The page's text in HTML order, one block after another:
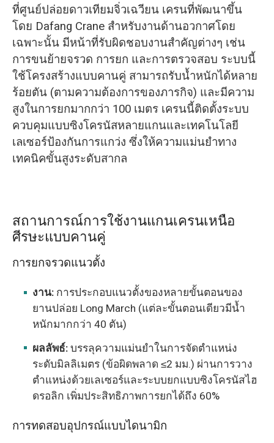
ที่ศูนย์ปล่อยดาวเทียมจิ่วเฉวียน เครนที่พัฒนาขึ้น
โดย Dafang Crane สำหรับงานด้านอวกาศโดย
เฉพาะนั้น มีหน้าที่รับผิดชอบงานสำคัญต่างๆ เช่น
การขนย้ายจรวด การยก และการตรวจสอบ ระบบนี้
ใช้โครงสร้างแบบคานคู่ สามารถรับน้ำหนักได้หลาย
ร้อยตัน (ตามความต้องการของภารกิจ) และมีความ
สูงในการยกมากกว่า 100 เมตร เครนนี้ติดตั้งระบบ
ควบคุมแบบซิงโครนัสหลายแกนและเทคโนโลยี
เลเซอร์ป้องกันการแกว่ง ซึ่งให้ความแม่นยำทาง
เทคนิคขั้นสูงระดับสากล
สถานการณ์การใช้งานแกนเครนเหนือ
ศีรษะแบบคานคู่
การยกจรวดแนวตั้ง
งาน: การประกอบแนวตั้งของหลายขั้นตอนของ
ยานปล่อย Long March (แต่ละขั้นตอนเดียวมีน้ำ
หนักมากกว่า 40 ตัน)
ผลลัพธ์:บรรลุความแม่นยำในการจัดตำแหน่ง
ระดับมิลลิเมตร (ข้อผิดพลาด ≤2 มม.) ผ่านการวาง
ตำแหน่งด้วยเลเซอร์และระบบยกแบบซิงโครนัสไฮ
ดรอลิก เพิ่มประสิทธิภาพการยกได้ถึง 60%
การทดสอบอุปกรณ์แบบไดนามิก